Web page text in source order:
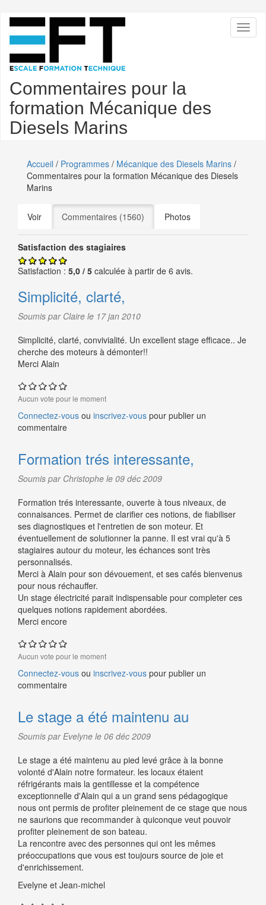
Aller
contenu
principal
Commentaires pour la
formation Mécanique des
Diesels Marins
Accueil / Programmes / Mécanique des Diesels Marins /
Commentaires pour la formation Mécanique des Diesels
Marins
Onglets
principaux
Voir Commentaires (1560) (onglet actif)
Photos
Satisfaction des stagiaires
Satisfaction : 5,0 / 5 calculée à partir de 6 avis.
Simplicité, clarté,
Soumis par Claire le 17 jan 2010
Simplicité, clarté, convivialité. Un excellent stage efficace.. Je
cherche des moteurs à démonter!!
Merci Alain
Aucun vote pour le moment
Connectez-vous ou inscrivez-vous pour publier un
commentaire
Formation trés interessante,
Soumis par Christophe le 09 déc 2009
Formation trés interessante, ouverte à tous niveaux, de
connaisances. Permet de clarifier ces notions, de fiabiliser
ses diagnostiques et l'entretien de son moteur. Et
éventuellement de solutionner la panne. Il est vrai qu'à 5
stagiaires autour du moteur, les échances sont très
personnalisés.
Merci à Alain pour son dévouement, et ses cafés bienvenus
pour nous réchauffer.
Un stage électricité parait indispensable pour completer ces
quelques notions rapidement abordées.
Merci encore
Aucun vote pour le moment
Connectez-vous ou inscrivez-vous pour publier un
commentaire
Le stage a été maintenu au
Soumis par Evelyne le 06 déc 2009
Le stage a été maintenu au pied levé grâce à la bonne
volonté d'Alain notre formateur. les locaux étaient
réfrigérants mais la gentillesse et la compétence
exceptionnelle d'Alain qui a un grand sens pédagogique
nous ont permis de profiter pleinement de ce stage que nous
ne saurions que recommander à quiconque veut pouvoir
profiter pleinement de son bateau.
La rencontre avec des personnes qui ont les mêmes
préoccupations que vous est toujours source de joie et
d'enrichissement.
Evelyne et Jean-michel